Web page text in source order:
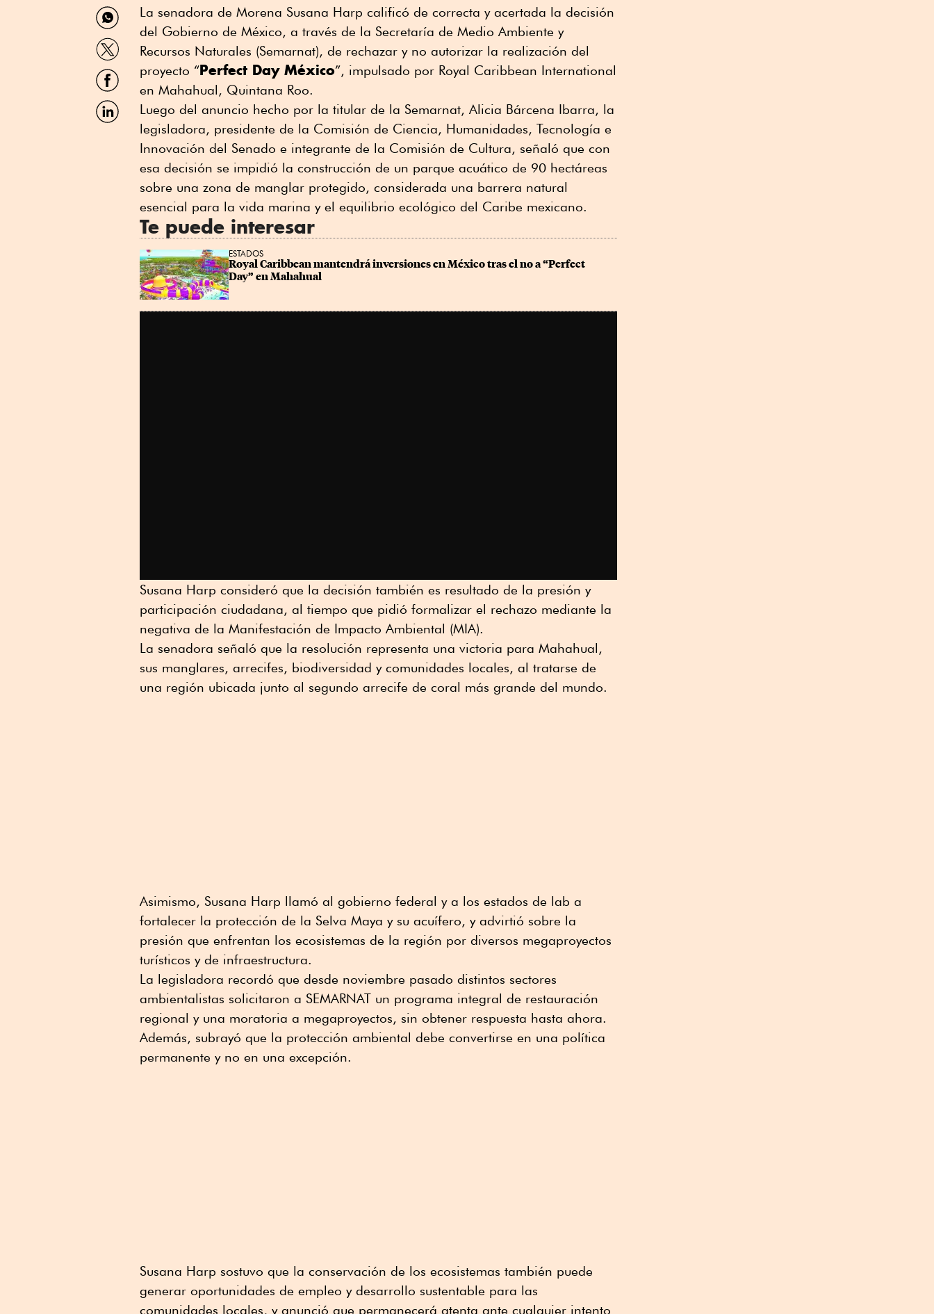
Compartir
por
WhatsApp
Compartir
por
Twitter
Compartir
por
Facebook
Compartir
por
La senadora de Morena Susana Harp calificó de correcta y acertada la decisión
del Gobierno de México, a través de la Secretaría de Medio Ambiente y
Recursos Naturales (Semarnat), de rechazar y no autorizar la realización del
proyecto “Perfect Day México”, impulsado por Royal Caribbean International
en Mahahual, Quintana Roo.
Luego del anuncio hecho por la titular de la Semarnat, Alicia Bárcena Ibarra, la
legisladora, presidente de la Comisión de Ciencia, Humanidades, Tecnología e
Innovación del Senado e integrante de la Comisión de Cultura, señaló que con
esa decisión se impidió la construcción de un parque acuático de 90 hectáreas
sobre una zona de manglar protegido, considerada una barrera natural
esencial para la vida marina y el equilibrio ecológico del Caribe mexicano.
Te puede interesar
ESTADOS
Royal Caribbean mantendrá inversiones en México tras el no a “Perfect
Day” en Mahahual
Susana Harp consideró que la decisión también es resultado de la presión y
participación ciudadana, al tiempo que pidió formalizar el rechazo mediante la
negativa de la Manifestación de Impacto Ambiental (MIA).
La senadora señaló que la resolución representa una victoria para Mahahual,
sus manglares, arrecifes, biodiversidad y comunidades locales, al tratarse de
una región ubicada junto al segundo arrecife de coral más grande del mundo.
Asimismo, Susana Harp llamó al gobierno federal y a los estados de lab a
fortalecer la protección de la Selva Maya y su acuífero, y advirtió sobre la
presión que enfrentan los ecosistemas de la región por diversos megaproyectos
turísticos y de infraestructura.
La legisladora recordó que desde noviembre pasado distintos sectores
ambientalistas solicitaron a SEMARNAT un programa integral de restauración
regional y una moratoria a megaproyectos, sin obtener respuesta hasta ahora.
Además, subrayó que la protección ambiental debe convertirse en una política
permanente y no en una excepción.
Susana Harp sostuvo que la conservación de los ecosistemas también puede
generar oportunidades de empleo y desarrollo sustentable para las
comunidades locales, y anunció que permanecerá atenta ante cualquier intento